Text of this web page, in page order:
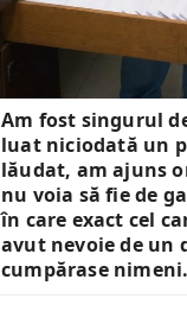
Am fost singurul
luat niciodată un
lăudat, am ajuns
nu voia să fie de
în care exact cel
avut nevoie de un
cumpărase